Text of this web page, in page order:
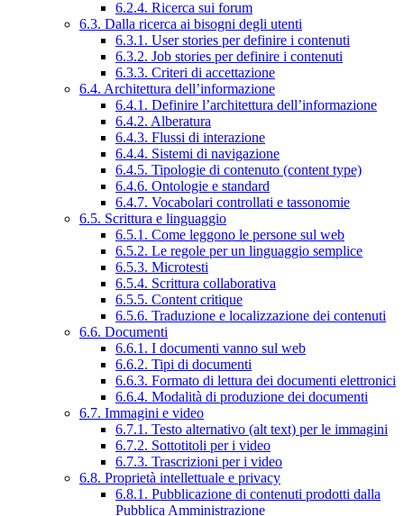
6.2.4. Ricerca sui forum
6.3. Dalla ricerca ai bisogni degli utenti
6.3.1. User stories per definire i contenuti
6.3.2. Job stories per definire i contenuti
6.3.3. Criteri di accettazione
6.4. Architettura dell’informazione
6.4.1. Definire l’architettura dell’informazione
6.4.2. Alberatura
6.4.3. Flussi di interazione
6.4.4. Sistemi di navigazione
6.4.5. Tipologie di contenuto (content type)
6.4.6. Ontologie e standard
6.4.7. Vocabolari controllati e tassonomie
6.5. Scrittura e linguaggio
6.5.1. Come leggono le persone sul web
6.5.2. Le regole per un linguaggio semplice
6.5.3. Microtesti
6.5.4. Scrittura collaborativa
6.5.5. Content critique
6.5.6. Traduzione e localizzazione dei contenuti
6.6. Documenti
6.6.1. I documenti vanno sul web
6.6.2. Tipi di documenti
6.6.3. Formato di lettura dei documenti elettronici
6.6.4. Modalità di produzione dei documenti
6.7. Immagini e video
6.7.1. Testo alternativo (alt text) per le immagini
6.7.2. Sottotitoli per i video
6.7.3. Trascrizioni per i video
6.8. Proprietà intellettuale e privacy
6.8.1. Pubblicazione di contenuti prodotti dalla
Pubblica Amministrazione